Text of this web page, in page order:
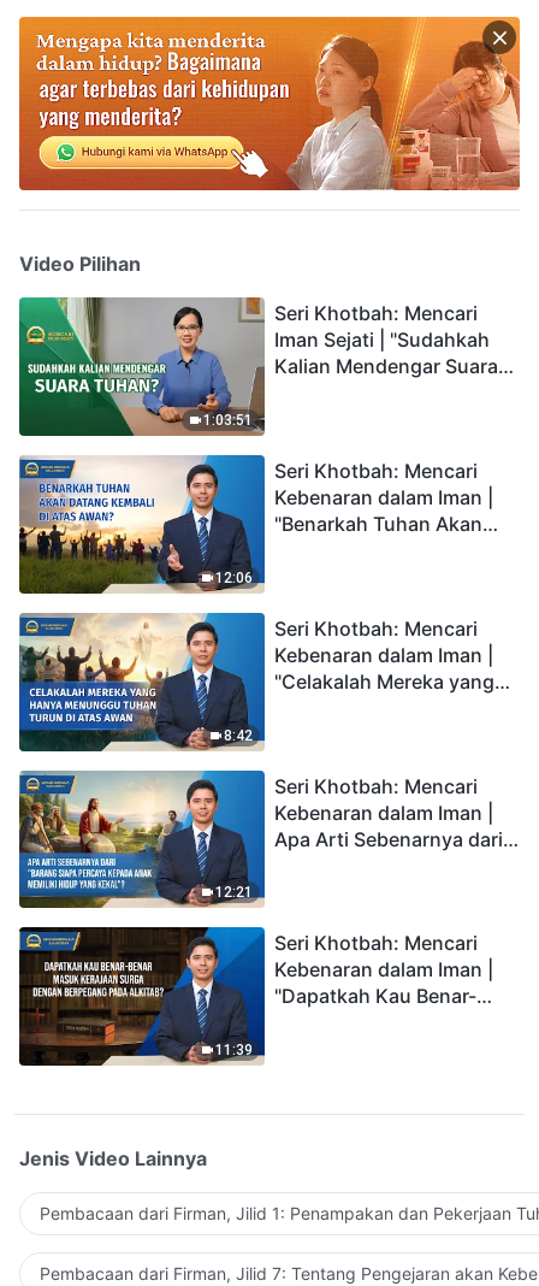
Video Pilihan
1:03:51
Seri Khotbah: Mencari
Iman Sejati | "Sudahkah
Kalian Mendengar Suara
12:06
Seri Khotbah: Mencari
Kebenaran dalam Iman |
"Benarkah Tuhan Akan
8:42
Seri Khotbah: Mencari
Kebenaran dalam Iman |
"Celakalah Mereka yang
12:21
Seri Khotbah: Mencari
Kebenaran dalam Iman |
Apa Arti Sebenarnya dari
11:39
Seri Khotbah: Mencari
Kebenaran dalam Iman |
"Dapatkah Kau Benar-
Jenis Video Lainnya
Pembacaan dari Firman, Jilid 1: Penampakan dan Pekerjaan
Pembacaan dari Firman, Jilid 7: Tentang Pengejaran akan